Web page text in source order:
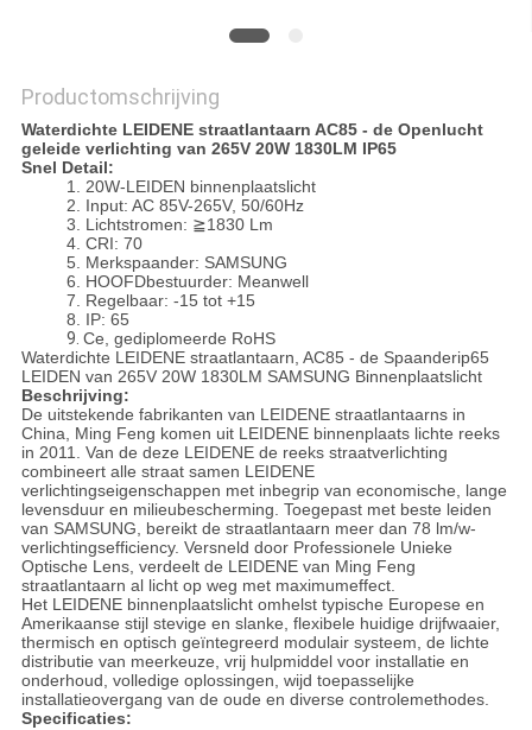
Productomschrijving
Waterdichte LEIDENE straatlantaarn AC85 - de Openlucht
geleide verlichting van 265V 20W 1830LM IP65
Snel Detail:
1. 20W-LEIDEN binnenplaatslicht
2. Input: AC 85V-265V, 50/60Hz
3. Lichtstromen: ≧1830 Lm
4. CRI: 70
5. Merkspaander: SAMSUNG
6. HOOFDbestuurder: Meanwell
7. Regelbaar: -15 tot +15
8. IP: 65
9. Ce, gediplomeerde RoHS
Waterdichte LEIDENE straatlantaarn, AC85 - de Spaanderip65
LEIDEN van 265V 20W 1830LM SAMSUNG Binnenplaatslicht
Beschrijving:
De uitstekende fabrikanten van LEIDENE straatlantaarns in
China, Ming Feng komen uit LEIDENE binnenplaats lichte reeks
in 2011. Van de deze LEIDENE de reeks straatverlichting
combineert alle straat samen LEIDENE
verlichtingseigenschappen met inbegrip van economische, lange
levensduur en milieubescherming. Toegepast met beste leiden
van SAMSUNG, bereikt de straatlantaarn meer dan 78 lm/w-
verlichtingsefficiency. Versneld door Professionele Unieke
Optische Lens, verdeelt de LEIDENE van Ming Feng
straatlantaarn al licht op weg met maximumeffect.
Het LEIDENE binnenplaatslicht omhelst typische Europese en
Amerikaanse stijl stevige en slanke, flexibele huidige drijfwaaier,
thermisch en optisch geïntegreerd modulair systeem, de lichte
distributie van meerkeuze, vrij hulpmiddel voor installatie en
onderhoud, volledige oplossingen, wijd toepasselijke
installatieovergang van de oude en diverse controlemethodes.
Specificaties: